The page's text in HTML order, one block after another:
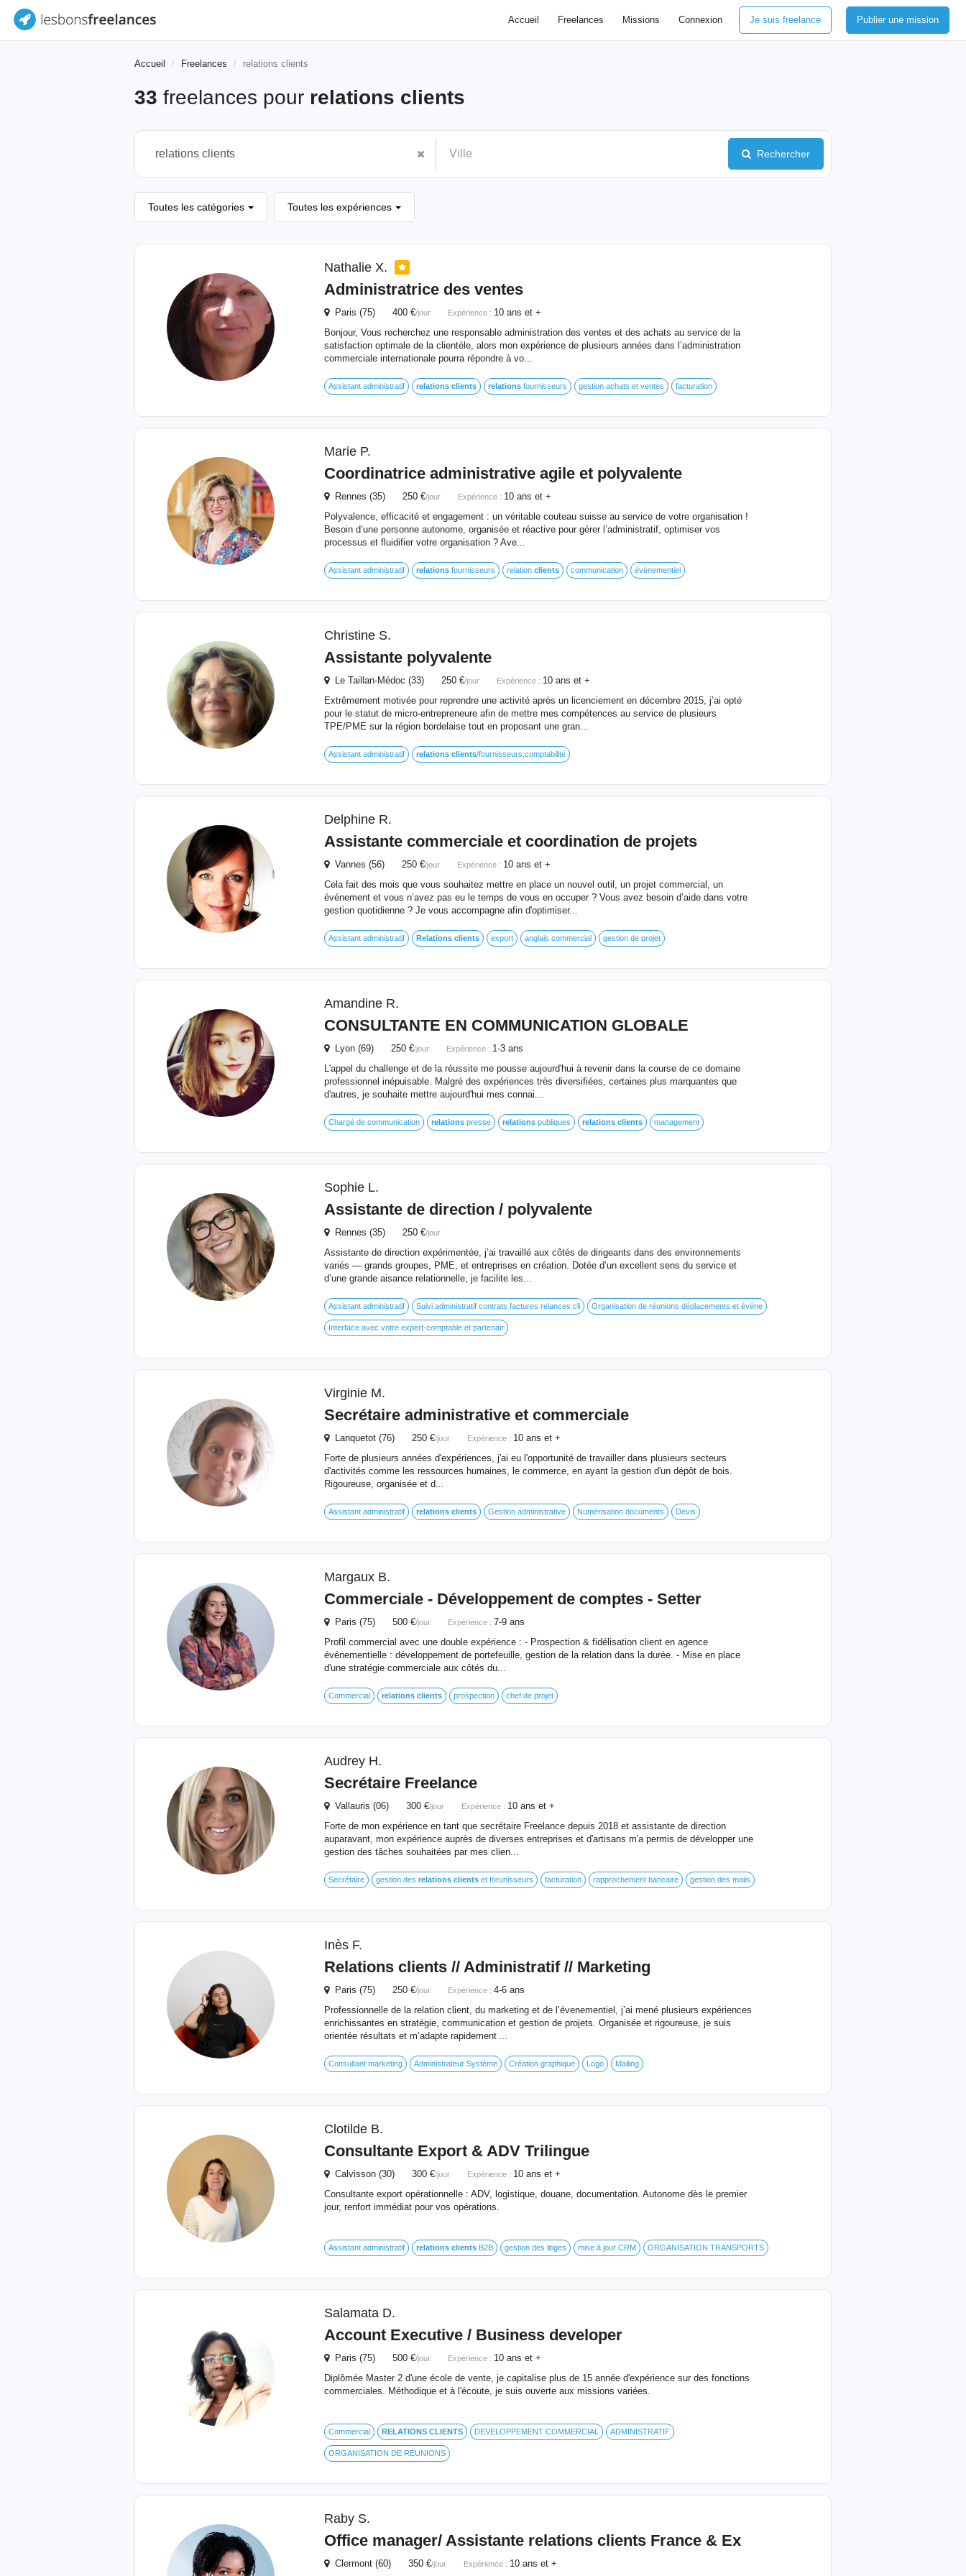
Accueil Freelances Missions Connexion Je suis freelance Publier une mission
Accueil Freelances relations clients
33 freelances pour relations clients
Rechercher
Toutes les catégories Toutes les expériences
Nathalie X.
Administratrice des ventes
Paris (75) 400 €/jour Expérience : 10 ans et +
Bonjour, Vous recherchez une responsable administration des ventes et des achats au service de la
satisfaction optimale de la clientèle, alors mon expérience de plusieurs années dans l’administration
commerciale internationale pourra répondre à vo...
Assistant administratif relations clients relationsfournisseurs gestion achats et ventes facturation
Marie P.
Coordinatrice administrative agile et polyvalente
Rennes (35) 250 €/jour Expérience : 10 ans et +
Polyvalence, efficacité et engagement : un véritable couteau suisse au service de votre organisation !
Besoin d’une personne autonome, organisée et réactive pour gérer l’administratif, optimiser vos
processus et fluidifier votre organisation ? Ave...
Assistant administratif relationsfournisseurs relation clients communication évènementiel
Christine S.
Assistante polyvalente
Le Taillan-Médoc (33) 250 €/jour Expérience : 10 ans et +
Extrêmement motivée pour reprendre une activité après un licenciement en décembre 2015, j’ai opté
pour le statut de micro-entrepreneure afin de mettre mes compétences au service de plusieurs
TPE/PME sur la région bordelaise tout en proposant une gran...
Assistant administratif relations clients/fournisseurs;comptabilité
Delphine R.
Assistante commerciale et coordination de projets
Vannes (56) 250 €/jour Expérience : 10 ans et +
Cela fait des mois que vous souhaitez mettre en place un nouvel outil, un projet commercial, un
événement et vous n’avez pas eu le temps de vous en occuper ? Vous avez besoin d’aide dans votre
gestion quotidienne ? Je vous accompagne afin d'optimiser...
Assistant administratif Relations clients export anglais commercial gestion de projet
Amandine R.
CONSULTANTE EN COMMUNICATION GLOBALE
Lyon (69) 250 €/jour Expérience : 1-3 ans
L'appel du challenge et de la réussite me pousse aujourd'hui à revenir dans la course de ce domaine
professionnel inépuisable. Malgré des expériences très diversifiées, certaines plus marquantes que
d'autres, je souhaite mettre aujourd'hui mes connai...
Chargé de communication relationspresse relationspubliques relations clients management
Sophie L.
Assistante de direction / polyvalente
Rennes (35) 250 €/jour
Assistante de direction expérimentée, j’ai travaillé aux côtés de dirigeants dans des environnements
variés — grands groupes, PME, et entreprises en création. Dotée d’un excellent sens du service et
d’une grande aisance relationnelle, je facilite les...
Assistant administratif Suivi administratif contrats factures relances cli Organisation de réunions déplacements et événe
Interface avec votre expert-comptable et partenair
Virginie M.
Secrétaire administrative et commerciale
Lanquetot (76) 250 €/jour Expérience : 10 ans et +
Forte de plusieurs années d'expériences, j'ai eu l'opportunité de travailler dans plusieurs secteurs
d'activités comme les ressources humaines, le commerce, en ayant la gestion d'un dépôt de bois.
Rigoureuse, organisée et d...
Assistant administratif relations clients Gestion administrative Numérisation documents Devis
Margaux B.
Commerciale - Développement de comptes - Setter
Paris (75) 500 €/jour Expérience : 7-9 ans
Profil commercial avec une double expérience : - Prospection & fidélisation client en agence
événementielle : développement de portefeuille, gestion de la relation dans la durée. - Mise en place
d'une stratégie commerciale aux côtés du...
Commercial relations clients prospection chef de projet
Audrey H.
Secrétaire Freelance
Vallauris (06) 300 €/jour Expérience : 10 ans et +
Forte de mon expérience en tant que secrétaire Freelance depuis 2018 et assistante de direction
auparavant, mon expérience auprès de diverses entreprises et d'artisans m'a permis de développer une
gestion des tâches souhaitées par mes clien...
Secrétaire gestion des relations clientset forunisseurs facturation rapprochement bancaire gestion des mails
Inès F.
Relations clients// Administratif // Marketing
Paris (75) 250 €/jour Expérience : 4-6 ans
Professionnelle de la relation client, du marketing et de l’évenementiel, j’ai mené plusieurs expériences
enrichissantes en stratégie, communication et gestion de projets. Organisée et rigoureuse, je suis
orientée résultats et m’adapte rapidement ...
Consultant marketing Administrateur Système Création graphique Logo Mailing
Clotilde B.
Consultante Export & ADV Trilingue
Calvisson (30) 300 €/jour Expérience : 10 ans et +
Consultante export opérationnelle : ADV, logistique, douane, documentation. Autonome dès le premier
jour, renfort immédiat pour vos opérations.
Assistant administratif relations clientsB2B gestion des litiges mise à jour CRM ORGANISATION TRANSPORTS
Salamata D.
Account Executive / Business developer
Paris (75) 500 €/jour Expérience : 10 ans et +
Diplômée Master 2 d'une école de vente, je capitalise plus de 15 année d'expérience sur des fonctions
commerciales. Méthodique et à l'écoute, je suis ouverte aux missions variées.
Commercial RELATIONS CLIENTS DEVELOPPEMENT COMMERCIAL ADMINISTRATIF
ORGANISATION DE REUNIONS
Raby S.
Office manager/ Assistante relations clientsFrance & Ex
Clermont (60) 350 €/jour Expérience : 10 ans et +